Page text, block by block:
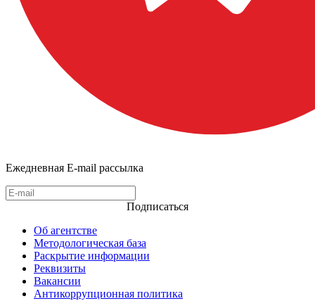
Ежедневная E-mail рассылка
Подписаться
Об агентстве
Методологическая база
Раскрытие информации
Реквизиты
Вакансии
Антикоррупционная политика